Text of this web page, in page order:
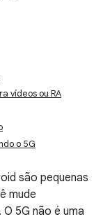
vídeos ou RA
o 5G
são pequenas
mude
5G não é uma